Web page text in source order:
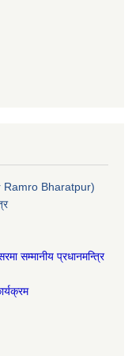
Ramro Bharatpur)
सम्मानीय प्रधानमन्त्रि